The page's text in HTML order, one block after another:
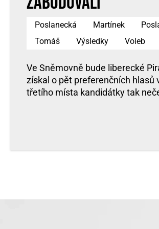
Poslanecká Martínek
Tomáš
Výsledky Voleb
Ve Sněmovně bude liberecké
získal o pět preferenčních hlasů
třetího místa kandidátky tak